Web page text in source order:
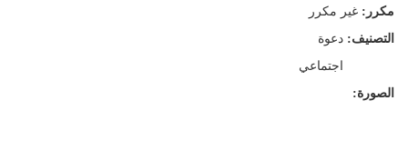
مكرر: غير مكرر
التصنيف: دعوة
اجتماعي
الصورة: